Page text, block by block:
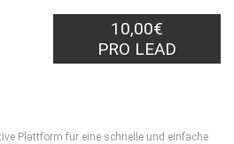
10,00€
PRO LEAD
Plattform für eine schnelle und einfache